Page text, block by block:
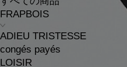
FRAPBOIS
ADIEU TRISTESSE
congés payés
LOISIR